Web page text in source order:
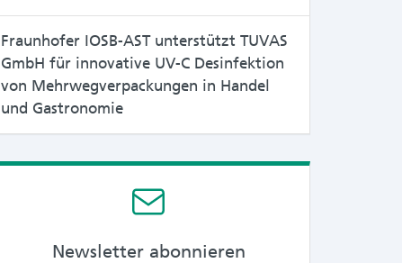
Fraunhofer IOSB-AST unterstützt TUVAS
GmbH für innovative UV-C Desinfektion
von Mehrwegverpackungen in Handel
und Gastronomie
Newsletter abonnieren